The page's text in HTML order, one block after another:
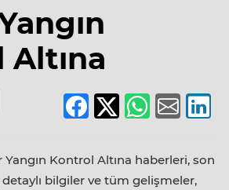
Altına
Yangın Kontrol Altına haberleri, son
bilgiler ve tüm gelişmeler,